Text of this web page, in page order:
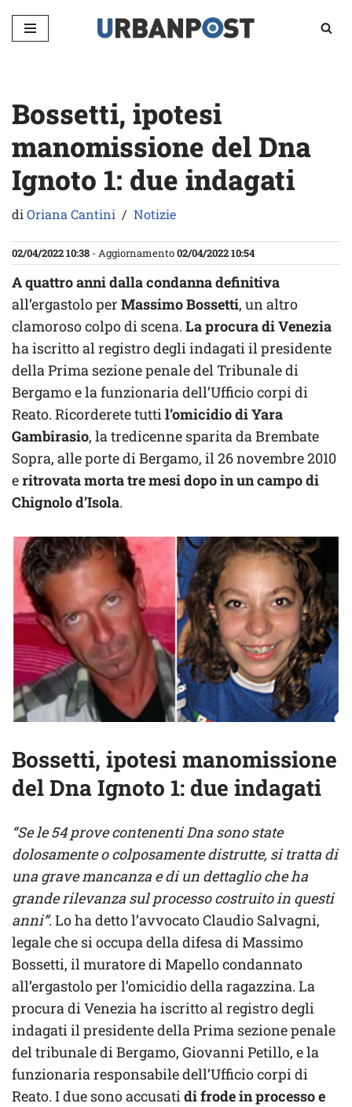
Vai
Bossetti, ipotesi
manomissione del Dna
Ignoto 1: due indagati
diOriana Cantini Notizie
02/04/2022 10:38 - Aggiornamento02/04/2022 10:54
A quattro anni dalla condanna definitiva
all’ergastolo per Massimo Bossetti, un altro
clamoroso colpo di scena. La procura di Venezia
ha iscritto al registro degli indagati il presidente
della Prima sezione penale del Tribunale di
Bergamo e la funzionaria dell’Ufficio corpi di
Reato. Ricorderete tuttil’omicidio di Yara
Gambirasio, la tredicenne sparita da Brembate
Sopra, alle porte di Bergamo, il 26 novembre 2010
eritrovata morta tre mesi dopo in un campo di
Chignolo d’Isola.
Bossetti, ipotesi manomissione
del Dna Ignoto 1: due indagati
“Se le 54 prove contenenti Dna sono state
dolosamente o colposamente distrutte, si tratta di
una grave mancanza e di un dettaglio che ha
grande rilevanza sul processo costruito in questi
anni”. Lo ha detto l’avvocato Claudio Salvagni,
legale che si occupa della difesa di Massimo
Bossetti, il muratore di Mapello condannato
all’ergastolo per l’omicidio della ragazzina. La
procura di Venezia ha iscritto al registro degli
indagati il presidente della Prima sezione penale
del tribunale di Bergamo, Giovanni Petillo, e la
funzionaria responsabile dell’Ufficio corpi di
Reato. I due sono accusati di frode in processo e